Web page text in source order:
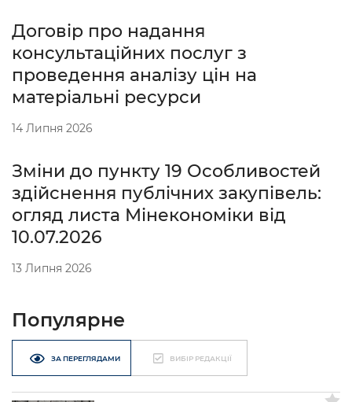
Договір про надання
консультаційних послуг з
проведення аналізу цін на
матеріальні ресурси
14 Липня 2026
Зміни до пункту 19 Особливостей
здійснення публічних закупівель:
огляд листа Мінекономіки від
10.07.2026
13 Липня 2026
Популярне
ЗА ПЕРЕГЛЯДАМИ ВИБІР РЕДАКЦІЇ